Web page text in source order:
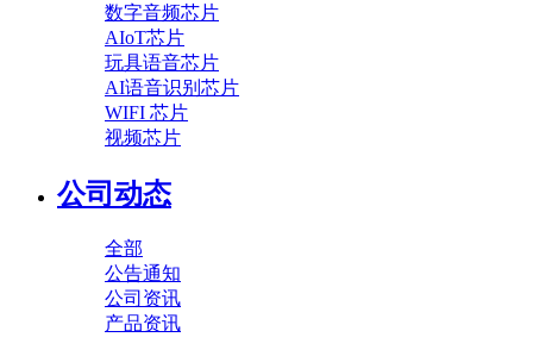
数字音频芯片
AIoT芯片
玩具语音芯片
AI语音识别芯片
WIFI 芯片
视频芯片
公司动态
全部
公告通知
公司资讯
产品资讯